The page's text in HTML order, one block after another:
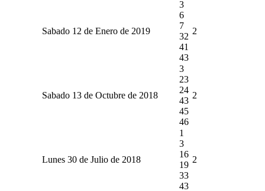
Sabado 12 de Enero de 2019
3
6
7
32
41
43
2
Sabado 13 de Octubre de 2018
3
23
24
43
45
46
2
Lunes 30 de Julio de 2018
1
3
16
19
33
43
2